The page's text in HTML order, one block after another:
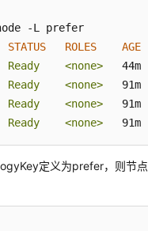
STATUS ROLES AGE
<none>
44m
<none>
91m
<none>
91m
<none>
91m
定义为prefer，则节